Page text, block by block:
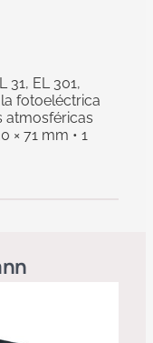
31, EL 301,
fotoeléctrica
atmosféricas
× 71 mm • 1